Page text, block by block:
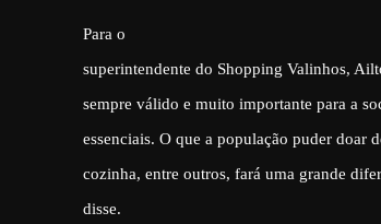
Para o
superintendente do Shopping Valinhos,
sempre válido e muito importante para a
essenciais. O que a população puder doar
cozinha, entre outros, fará uma grande
disse.